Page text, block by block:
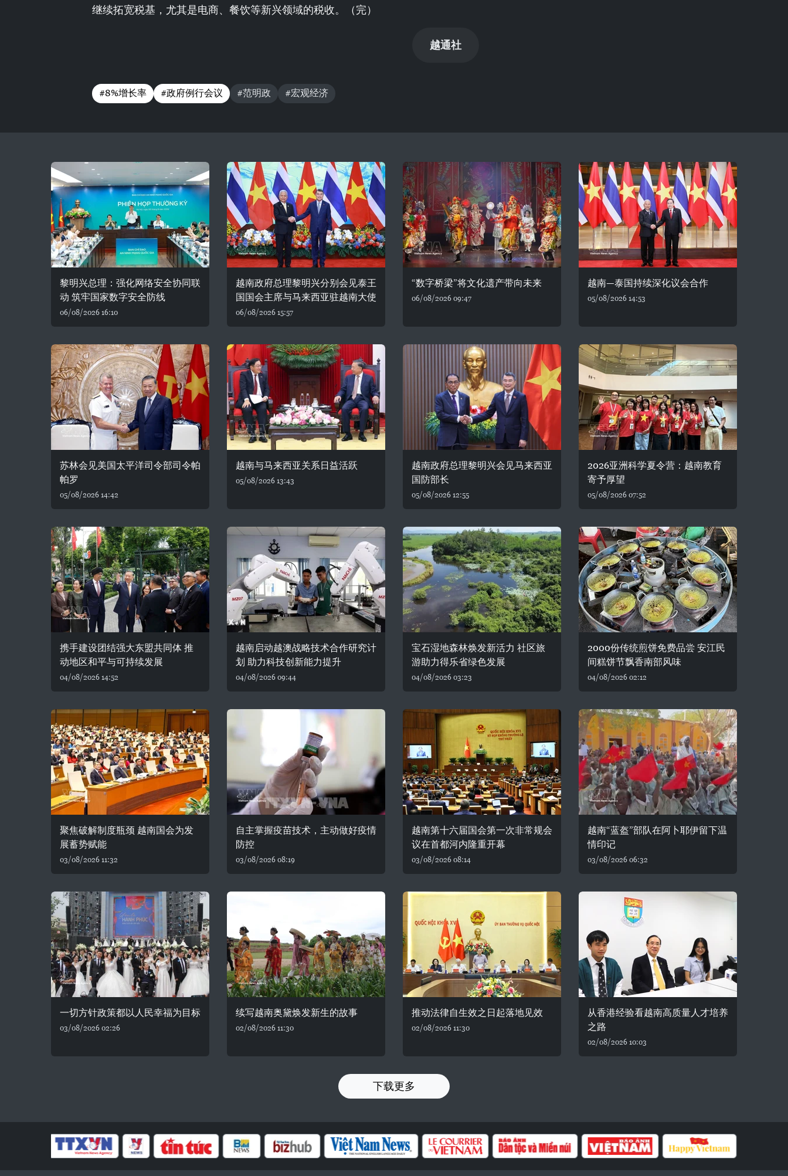
继续拓宽税基，尤其是电商、餐饮等新兴领域的税收。（完）
越通社
#8%增长率 #政府例行会议 #范明政 #宏观经济
黎明兴总理：强化网络安全协同联
动 筑牢国家数字安全防线
06/08/2026 16:10
越南政府总理黎明兴分别会见泰王
国国会主席与马来西亚驻越南大使
06/08/2026 15:57
“数字桥梁”将文化遗产带向未来
06/08/2026 09:47
越南—泰国持续深化议会合作
05/08/2026 14:53
苏林会见美国太平洋司令部司令帕
帕罗
05/08/2026 14:42
越南与马来西亚关系日益活跃
05/08/2026 13:43
越南政府总理黎明兴会见马来西亚
国防部长
05/08/2026 12:55
2026亚洲科学夏令营：越南教育
寄予厚望
05/08/2026 07:52
携手建设团结强大东盟共同体 推
动地区和平与可持续发展
04/08/2026 14:52
越南启动越澳战略技术合作研究计
划 助力科技创新能力提升
04/08/2026 09:44
宝石湿地森林焕发新活力 社区旅
游助力得乐省绿色发展
04/08/2026 03:23
2000份传统煎饼免费品尝 安江民
间糕饼节飘香南部风味
04/08/2026 02:12
聚焦破解制度瓶颈 越南国会为发
展蓄势赋能
03/08/2026 11:32
自主掌握疫苗技术，主动做好疫情
防控
03/08/2026 08:19
越南第十六届国会第一次非常规会
议在首都河内隆重开幕
03/08/2026 08:14
越南“蓝盔”部队在阿卜耶伊留下温
情印记
03/08/2026 06:32
一切方针政策都以人民幸福为目标
03/08/2026 02:26
续写越南奥黛焕发新生的故事
02/08/2026 11:30
推动法律自生效之日起落地见效
02/08/2026 11:30
从香港经验看越南高质量人才培养
之路
02/08/2026 10:03
下载更多